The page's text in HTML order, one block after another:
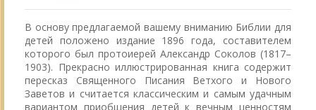
В основу предлагаемой вашему вниманию Библии для
детей положено издание 1896 года, составителем
которого был протоиерей Александр Соколов (1817–
1903). Прекрасно иллюстрированная книга содержит
пересказ Священного Писания Ветхого и Нового
Заветов и считается классическим и самым удачным
вариантом приобщения детей к вечным ценностям